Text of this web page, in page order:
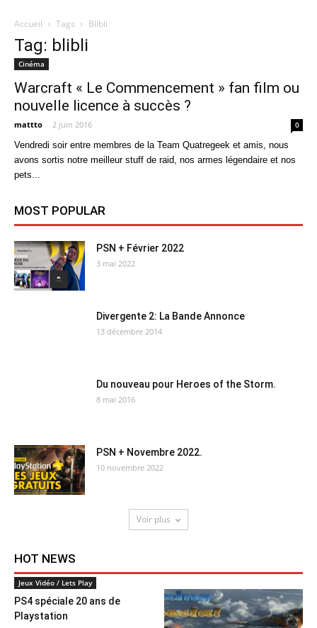
Accueil Tags Blibli
Tag: blibli
Cinéma
Warcraft « Le Commencement » fan film ou
nouvelle licence à succès ?
mattto - 2 juin 2016 0
Vendredi soir entre membres de la Team Quatregeek et amis, nous
avons sortis notre meilleur stuff de raid, nos armes légendaire et nos
pets...
MOST POPULAR
PSN + Février 2022
3 mai 2022
Divergente 2: La Bande Annonce
13 décembre 2014
Du nouveau pour Heroes of the Storm.
8 mai 2016
PSN + Novembre 2022.
10 novembre 2022
Voir plus
HOT NEWS
Jeux Vidéo / Lets Play
PS4 spéciale 20 ans de
Playstation